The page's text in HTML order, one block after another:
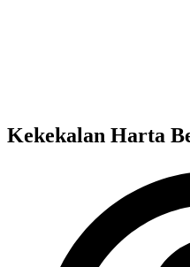
Kekekalan Harta